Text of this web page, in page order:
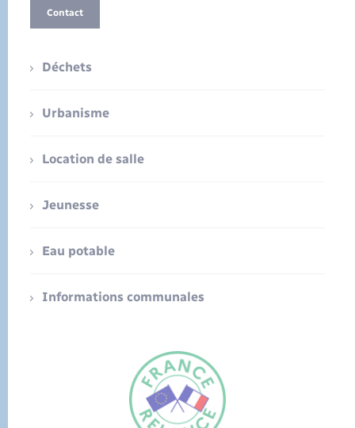
Contact
Déchets
Urbanisme
Location de salle
Jeunesse
Eau potable
Informations communales